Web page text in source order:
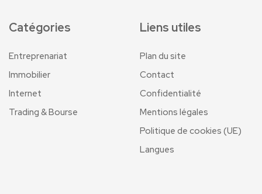
Catégories
Entreprenariat
Immobilier
Internet
Trading & Bourse
Liens utiles
Plan du site
Contact
Confidentialité
Mentions légales
Politique de cookies (UE)
Langues